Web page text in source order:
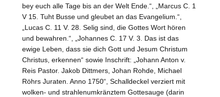
bey euch alle Tage bis an der Welt Ende.“, „Marcus C. 1
V 15. Tuht Busse und gleubet an das Evangelium.“,
„Lucas C. 11 V. 28. Selig sind, die Gottes Wort hören
und bewahren.“, „Johannes C. 17 V. 3. Das ist das
ewige Leben, dass sie dich Gott und Jesum Christum
Christus, erkennen“ sowie Inschrift: „Johann Anton v.
Reis Pastor. Jakob Dittmers, Johan Rohde, Michael
Röhrs Juraten. Anno 1750“, Schalldeckel verziert mit
wolken- und strahlenumkränztem Gottesauge (darin